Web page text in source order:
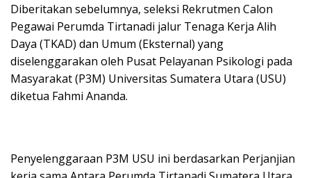
Diberitakan sebelumnya, seleksi Rekrutmen Calon
Pegawai Perumda Tirtanadi jalur Tenaga Kerja Alih
Daya (TKAD) dan Umum (Eksternal) yang
diselenggarakan oleh Pusat Pelayanan Psikologi pada
Masyarakat (P3M) Universitas Sumatera Utara (USU)
diketua Fahmi Ananda.
Penyelenggaraan P3M USU ini berdasarkan Perjanjian